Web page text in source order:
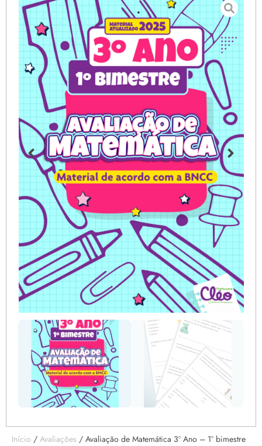
Início / Avaliações / Avaliação de Matemática 3º Ano – 1° bimestre